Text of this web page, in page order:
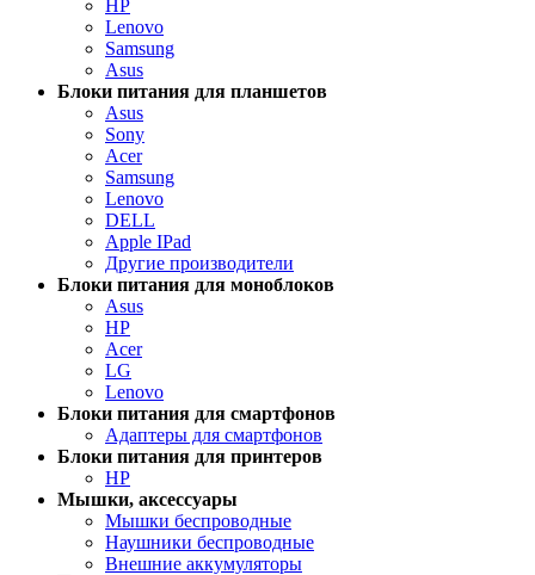
HP
Lenovo
Samsung
Asus
Блоки питания для планшетов
Asus
Sony
Acer
Samsung
Lenovo
DELL
Apple IPad
Другие производители
Блоки питания для моноблоков
Asus
HP
Acer
LG
Lenovo
Блоки питания для смартфонов
Адаптеры для смартфонов
Блоки питания для принтеров
HP
Мышки, аксессуары
Мышки беспроводные
Наушники беспроводные
Внешние аккумуляторы